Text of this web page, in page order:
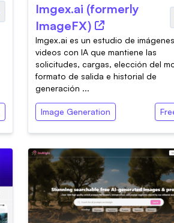
Imgex.ai (formerly
ImageFX)
Imgex.ai es un estudio de
videos con IA que mantiene las
solicitudes, cargas, elección del
formato de salida e historial de
generación ...
Image Generation